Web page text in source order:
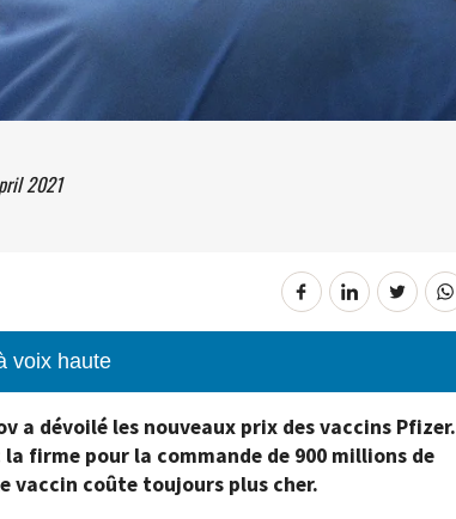
2021
voix haute
a dévoilé les nouveaux prix des vaccins Pfizer.
la firme pour la commande de 900 millions de
vaccin coûte toujours plus cher.